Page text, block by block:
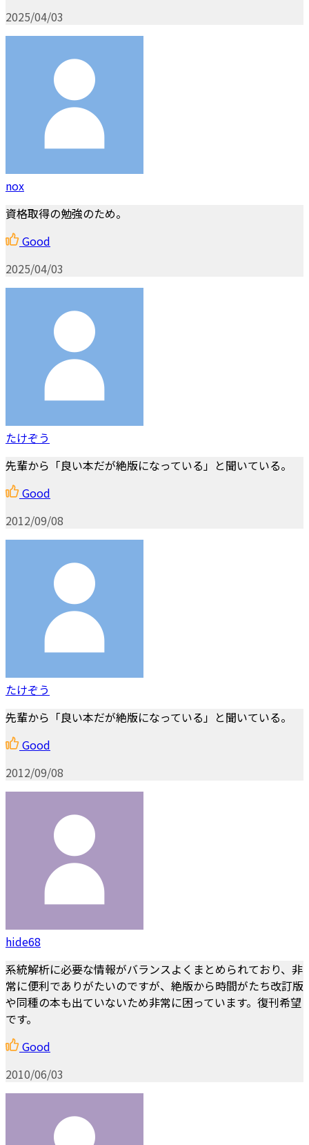
2025/04/03
nox
資格取得の勉強のため。
Good
2025/04/03
たけぞう
先輩から「良い本だが絶版になっている」と聞いている。
Good
2012/09/08
たけぞう
先輩から「良い本だが絶版になっている」と聞いている。
Good
2012/09/08
hide68
系統解析に必要な情報がバランスよくまとめられており、非
常に便利でありがたいのですが、絶版から時間がたち改訂版
や同種の本も出ていないため非常に困っています。復刊希望
です。
Good
2010/06/03